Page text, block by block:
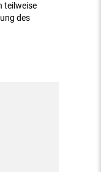
teilweise
des